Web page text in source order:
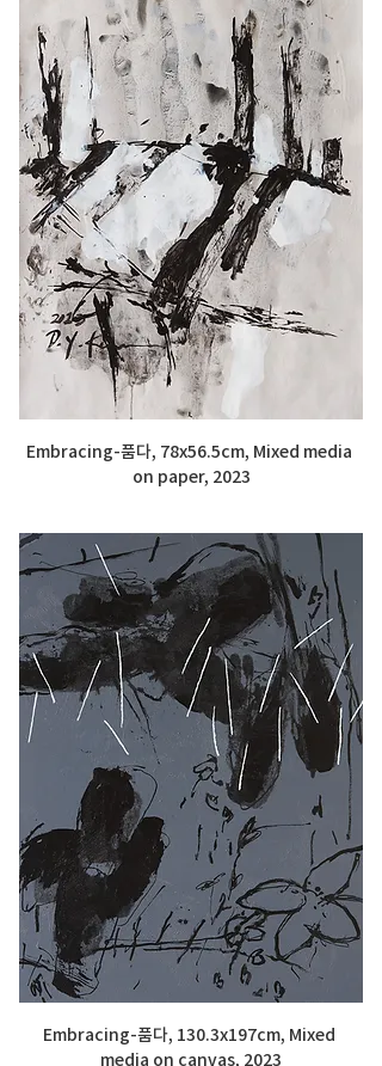
Embracing-품다, 78x56.5cm, Mixed media
on paper, 2023
Embracing-품다, 130.3x197cm, Mixed
media on canvas, 2023